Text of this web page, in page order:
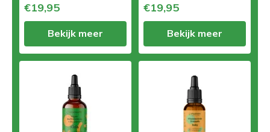
€19,95
Bekijk meer
€19,95
Bekijk meer